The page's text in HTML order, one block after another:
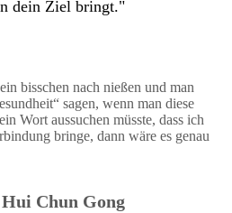
dein Ziel bringt."
bisschen nach nießen und man
sagen, wenn man diese
Wort aussuchen müsste, dass ich
bringe, dann wäre es genau
Hui Chun Gong